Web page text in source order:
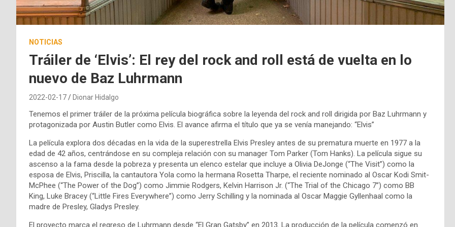
NOTICIAS
Tráiler de ‘Elvis’: El rey del rock and roll está de vuelta en lo
nuevo de Baz Luhrmann
2022-02-17 Dionar Hidalgo
Tenemos el primer tráiler de la próxima película biográfica sobre la leyenda del rock and roll dirigida por Baz Luhrmann y
protagonizada por Austin Butler como Elvis. El avance afirma el título que ya se venía manejando: “Elvis”
La película explora dos décadas en la vida de la superestrella Elvis Presley antes de su prematura muerte en 1977 a la
edad de 42 años, centrándose en su compleja relación con su manager Tom Parker (Tom Hanks). La película sigue su
ascenso a la fama desde la pobreza y presenta un elenco estelar que incluye a Olivia DeJonge (“The Visit”) como la
esposa de Elvis, Priscilla, la cantautora Yola como la hermana Rosetta Tharpe, el reciente nominado al Oscar Kodi Smit-
McPhee (“The Power of the Dog”) como Jimmie Rodgers, Kelvin Harrison Jr. (“The Trial of the Chicago 7”) como BB
King, Luke Bracey (“Little Fires Everywhere”) como Jerry Schilling y la nominada al Oscar Maggie Gyllenhaal como la
madre de Presley, Gladys Presley.
El proyecto marca el regreso de Luhrmann desde “El Gran Gatsby” en 2013. La producción de la película comenzó en